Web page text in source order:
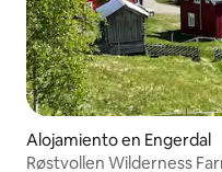
Alojamiento en Engerdal
Røstvollen Wilderness